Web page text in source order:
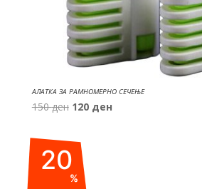
АЛАТКА ЗА РАМНОМЕРНО СЕЧЕЊЕ
150ден Original
was:
150 ден.
120 денCurrent
20
%